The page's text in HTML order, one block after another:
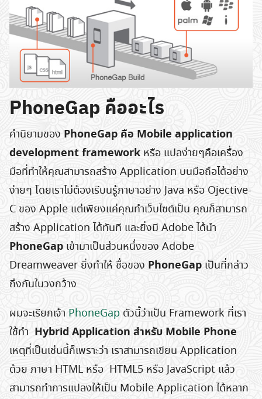
PhoneGap คืออะไร
คำนิยามของ PhoneGap คือ Mobile application
development framework หรือ แปลง่ายๆคือเครื่อง
มือที่ทำให้คุณสามารถสร้าง Application บนมือถือได้อย่าง
ง่ายๆ โดยเราไม่ต้องเรีบนรู้ภาษาอย่าง Java หรือ Ojective-
C ของ Apple แต่เพียงแค่คุณทำเว็บไซต์เป็น คุณก็สามารถ
สร้าง Application ได้ทันที และยิ่งมี Adobe ได้นำ
PhoneGap เข้ามาเป็นส่วนหนึ่งของ Adobe
Dreamweaver ยิ่งทำให้ ชื่อของPhoneGap เป็นที่กล่าว
ถึงกันในวงกว้าง
ผมจะเรียกเจ้า PhoneGap ตัวนี้ว่าเป็น Framework ที่เรา
ใช้ทำ Hybrid Application สำหรับ Mobile Phone
เหตุที่เป็นเช่นนี้ก็เพราะว่า เราสามารถเขียน Application
ด้วย ภาษา HTML หรือ HTML5 หรือ JavaScript แล้ว
สามารถทำการแปลงให้เป็น Mobile Application ได้หลาก